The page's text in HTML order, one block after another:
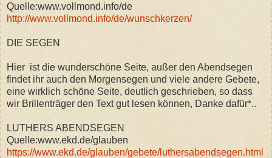
Quelle:www.vollmond.info/de
http://www.vollmond.info/de/wunschkerzen/
DIE SEGEN
Hier ist die wunderschöne Seite, außer den Abendsegen
findet ihr auch den Morgensegen und viele andere Gebete,
eine wirklich schöne Seite, deutlich geschrieben, so dass
wir Brillenträger den Text gut lesen können, Danke dafür*..
LUTHERS ABENDSEGEN
Quelle:www.ekd.de/glauben
https://www.ekd.de/glauben/gebete/luthersabendsegen.html